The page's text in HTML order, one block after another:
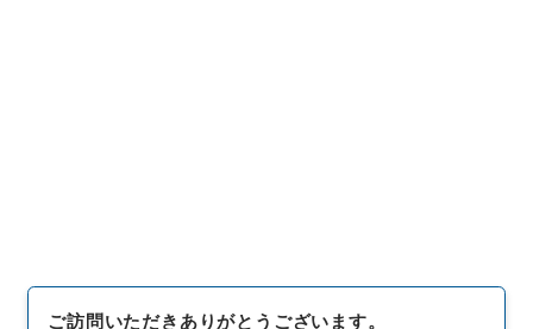
ご訪問いただきありがとうございます。